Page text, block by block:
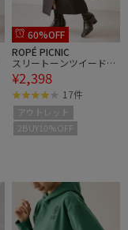
60%OFF
ROPÉ PICNIC
スリートーンツイードス
カート/セットアップ対
応
¥2,398
17件
アウトレット
2BUY10%OFF